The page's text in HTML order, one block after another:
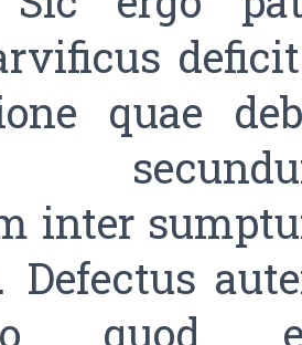
quae
inter
Defectus
quod